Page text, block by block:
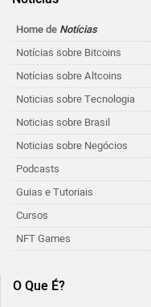
Home de Notícias
Notícias sobre Bitcoins
Notícias sobre Altcoins
Noticias sobre Tecnologia
Noticias sobre Brasil
Noticias sobre Negócios
Podcasts
Guias e Tutoriais
Cursos
NFT Games
O Que É?